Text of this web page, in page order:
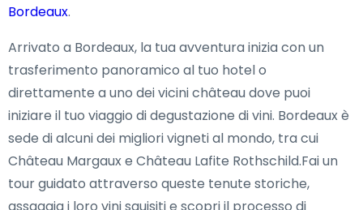
Bordeaux.
Arrivato a Bordeaux, la tua avventura inizia con un
trasferimento panoramico al tuo hotel o
direttamente a uno dei vicini château dove puoi
iniziare il tuo viaggio di degustazione di vini. Bordeaux è
sede di alcuni dei migliori vigneti al mondo, tra cui
Château Margaux e Château Lafite Rothschild.Fai un
tour guidato attraverso queste tenute storiche,